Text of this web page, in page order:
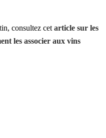
consultez cet article sur les
les associer aux vins